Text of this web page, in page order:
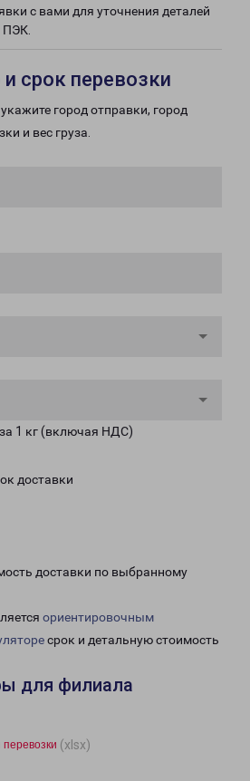
с вами для уточнения деталей
ПЭК.
срок перевозки
город отправки, город
и вес груза.
1 кг (включая НДС)
доставки
доставки по выбранному
ориентировочным
срок и детальную стоимость
для филиала
(xlsx)